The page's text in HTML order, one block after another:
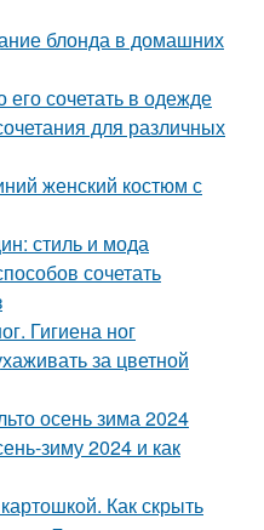
блонда в домашних
сочетать в одежде
для различных
женский костюм с
стиль и мода
сочетать
Гигиена ног
за цветной
осень зима 2024
зиму 2024 и как
Как скрыть